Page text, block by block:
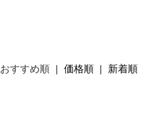
おすすめ順 |価格順 | 新着順